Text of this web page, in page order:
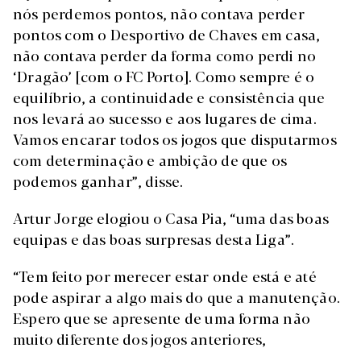
nós perdemos pontos, não contava perder
pontos com o Desportivo de Chaves em casa,
não contava perder da forma como perdi no
‘Dragão’ [com o FC Porto]. Como sempre é o
equilíbrio, a continuidade e consistência que
nos levará ao sucesso e aos lugares de cima.
Vamos encarar todos os jogos que disputarmos
com determinação e ambição de que os
podemos ganhar”, disse.
Artur Jorge elogiou o Casa Pia, “uma das boas
equipas e das boas surpresas desta Liga”.
“Tem feito por merecer estar onde está e até
pode aspirar a algo mais do que a manutenção.
Espero que se apresente de uma forma não
muito diferente dos jogos anteriores,